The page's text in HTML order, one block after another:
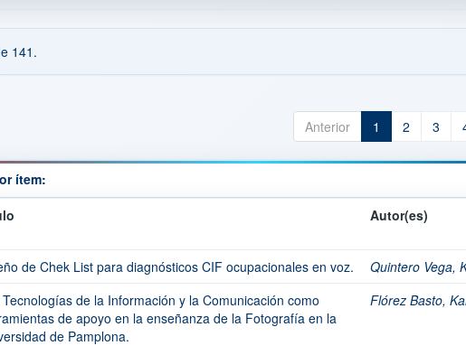
141.
Anterior 1 2 3
ítem:
Autor(es)
de Chek List para diagnósticos CIF ocupacionales en voz.
Quintero Vega,
Tecnologías de la Información y la Comunicación como
de apoyo en la enseñanza de la Fotografía en la
de Pamplona.
Flórez Basto,